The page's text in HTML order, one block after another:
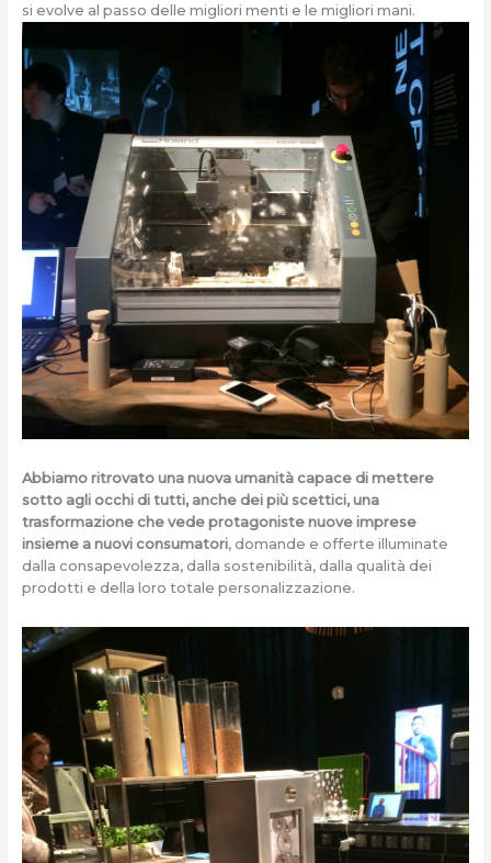
si evolve al passo delle migliori menti e le migliori mani.
Abbiamo ritrovato una nuova umanità capace di mettere
sotto agli occhi di tutti, anche dei più scettici, una
trasformazione che vede protagoniste nuove imprese
insieme a nuovi consumatori, domande e offerte illuminate
dalla consapevolezza, dalla sostenibilità, dalla qualità dei
prodotti e della loro totale personalizzazione.